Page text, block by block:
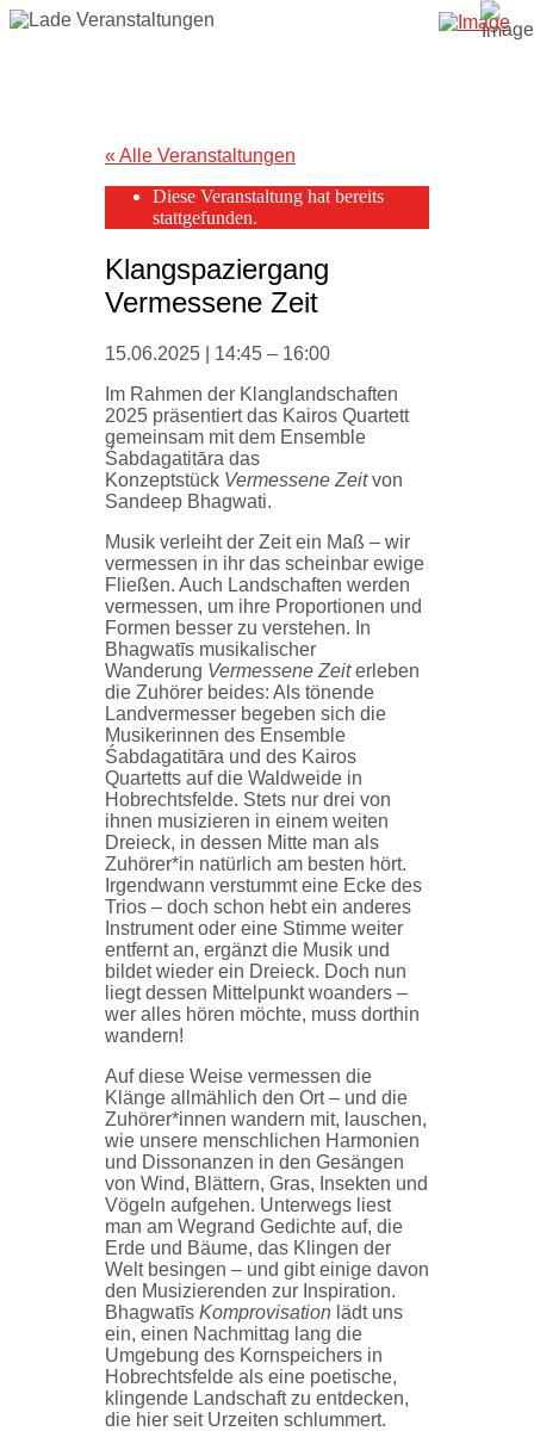
« Alle Veranstaltungen
Diese Veranstaltung hat bereits
stattgefunden.
Klangspaziergang
Vermessene Zeit
15.06.2025 14:45 – 16:00
Im Rahmen der Klanglandschaften
2025 präsentiert das Kairos Quartett
gemeinsam mit dem Ensemble
Śabdagatitāra das
Konzeptstück Vermessene Zeitvon
Sandeep Bhagwati.
Musik verleiht der Zeit ein Maß – wir
vermessen in ihr das scheinbar ewige
Fließen. Auch Landschaften werden
vermessen, um ihre Proportionen und
Formen besser zu verstehen. In
Bhagwatīs musikalischer
Wanderung Vermessene Zeiterleben
die Zuhörer beides: Als tönende
Landvermesser begeben sich die
Musikerinnen des Ensemble
Śabdagatitāra und des Kairos
Quartetts auf die Waldweide in
Hobrechtsfelde. Stets nur drei von
ihnen musizieren in einem weiten
Dreieck, in dessen Mitte man als
Zuhörer*in natürlich am besten hört.
Irgendwann verstummt eine Ecke des
Trios – doch schon hebt ein anderes
Instrument oder eine Stimme weiter
entfernt an, ergänzt die Musik und
bildet wieder ein Dreieck. Doch nun
liegt dessen Mittelpunkt woanders –
wer alles hören möchte, muss dorthin
wandern!
Auf diese Weise vermessen die
Klänge allmählich den Ort – und die
Zuhörer*innen wandern mit, lauschen,
wie unsere menschlichen Harmonien
und Dissonanzen in den Gesängen
von Wind, Blättern, Gras, Insekten und
Vögeln aufgehen. Unterwegs liest
man am Wegrand Gedichte auf, die
Erde und Bäume, das Klingen der
Welt besingen – und gibt einige davon
den Musizierenden zur Inspiration.
Bhagwatīs Komprovisation lädt uns
ein, einen Nachmittag lang die
Umgebung des Kornspeichers in
Hobrechtsfelde als eine poetische,
klingende Landschaft zu entdecken,
die hier seit Urzeiten schlummert.